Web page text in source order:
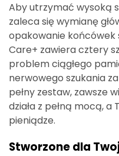
Aby utrzymać wysoką
zaleca się wymianę
opakowanie
Care+ zawiera cztery
problem ciągłego
nerwowego szukania
pełny zestaw, zawsze
działa z pełną mocą, a
pieniądze.
Stworzone dla